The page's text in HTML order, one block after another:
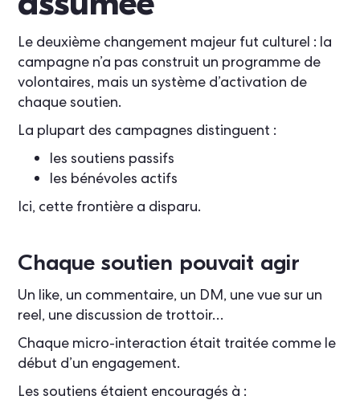
Le deuxième changement majeur fut culturel : la
campagne n’a pas construit un programme de
volontaires, mais un système d’activation de
chaque soutien.
La plupart des campagnes distinguent :
les soutiens passifs
les bénévoles actifs
Ici, cette frontière a disparu.
Chaque soutien pouvait agir
Un like, un commentaire, un DM, une vue sur un
reel, une discussion de trottoir…
Chaque micro-interaction était traitée comme le
début d’un engagement.
Les soutiens étaient encouragés à :